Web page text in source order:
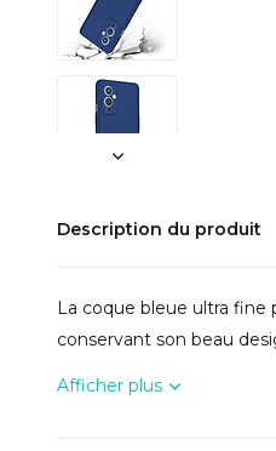
Description du produit
La coque bleue ultra
conservant son beau
Afficher plus